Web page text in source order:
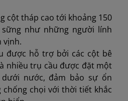
cột tháp cao tới khoảng 150
như những người lính
vịnh.
được hỗ trợ bởi các cột bê
nhiều trụ cầu được đặt một
nước, đảm bảo sự ổn
chống chọi với thời tiết khắc